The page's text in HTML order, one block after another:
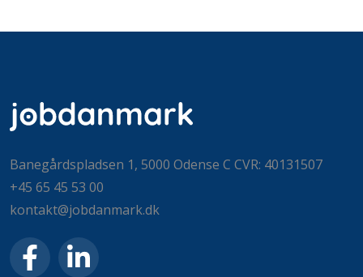
Banegårdspladsen 1, 5000 Odense C CVR: 40131507
+45 65 45 53 00
kontakt@jobdanmark.dk